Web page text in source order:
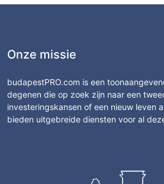
Onze missie
budapestPRO.com is een
degenen die op zoek zijn naar een
investeringskansen of een nieuw leven
bieden uitgebreide diensten voor al